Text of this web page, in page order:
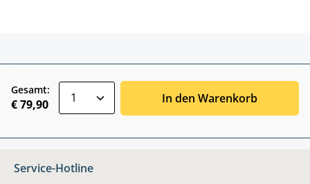
Gesamt:
€ 79,90 In den Warenkorb
Service-Hotline